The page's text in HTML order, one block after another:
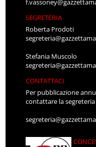
SEGRETERIA
Roberta Prodoti
Stefania Muscolo
CONTATTACI
Per pubblicazione
contattare la